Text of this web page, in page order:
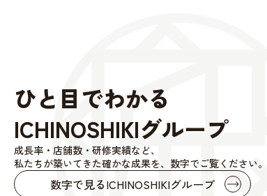
ひと目でわかる
ICHINOSHIKIグループ
成長率・店舗数・研修実績など、
私たちが築いてきた確かな成果を、数字でご覧ください。
数字で見るICHINOSHIKIグループ